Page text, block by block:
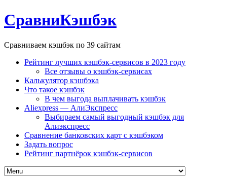
СравниКэшбэк
Сравниваем кэшбэк по 39 сайтам
Рейтинг лучших кэшбэк-сервисов в 2023 году
Все отзывы о кэшбэк-сервисах
Калькулятор кэшбэка
Что такое кэшбэк
В чем выгода выплачивать кэшбэк
Aliexpress — АлиЭкспресс
Выбираем самый выгодный кэшбэк для
Алиэкспресс
Сравнение банковских карт с кэшбэком
Задать вопрос
Рейтинг партнёрок кэшбэк-сервисов